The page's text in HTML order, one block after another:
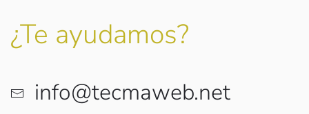
¿Te ayudamos?
info@tecmaweb.net